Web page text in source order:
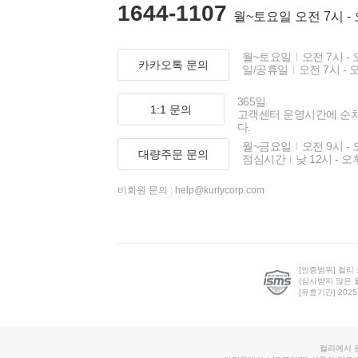
1644-1107 월~토요일 오전 7시 -
카카오톡 문의
월~토요일
오전 7시 -
일/공휴일
오전 7시 -
1:1 문의
365일
고객센터 운영시간에 순
다.
대량주문 문의
월~금요일
오전 9시 -
점심시간
낮 12시 - 오
비회원 문의 : help@kurlycorp.com
[인증범위] 컬리
(심사받지 않은
[유효기간]
컬리에서